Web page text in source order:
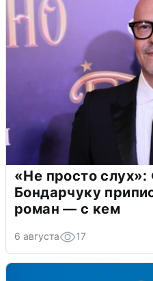
«Не просто
Бондарчуку
роман — с кем
6 августа 17